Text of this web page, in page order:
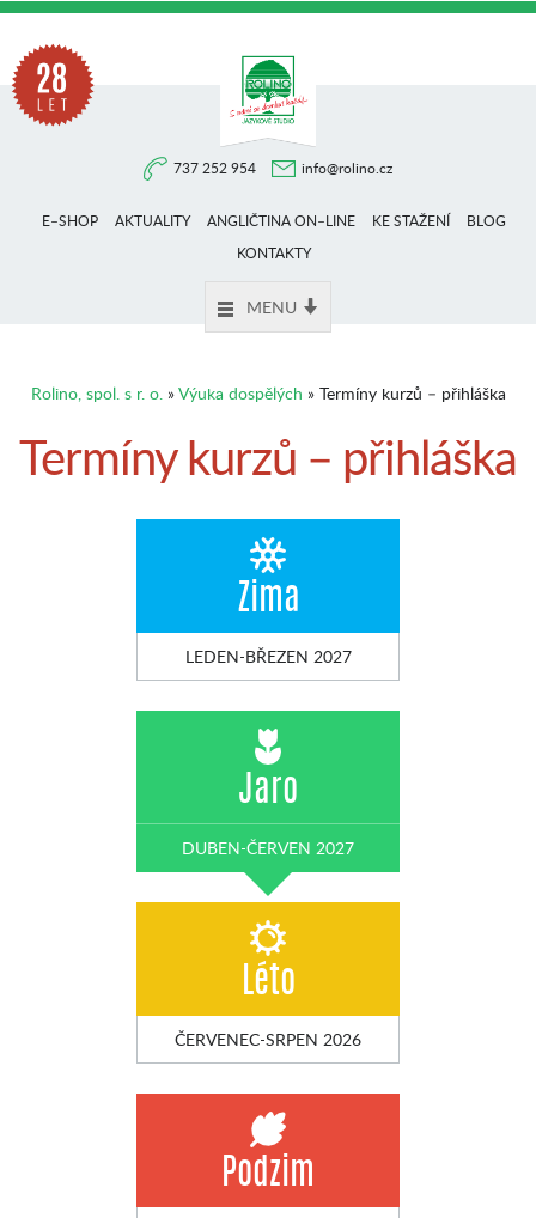
737 252 954 info@rolino.cz
E–SHOP AKTUALITY ANGLIČTINA ON–LINE KE STAŽENÍ
BLOG
KONTAKTY
MENU
Rolino, spol. s r. o.»Výuka dospělých » Termíny kurzů – přihláška
Termíny kurzů – přihláška
Zima
LEDEN-BŘEZEN 2027
Jaro
DUBEN-ČERVEN 2027
Léto
ČERVENEC-SRPEN 2026
Podzim